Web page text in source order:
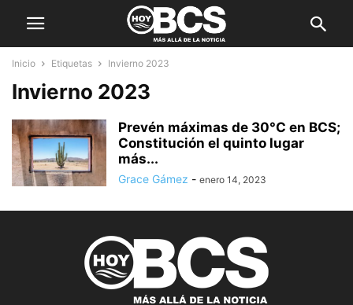
Inicio Etiquetas Invierno 2023
Invierno 2023
Prevén máximas de 30°C en BCS;
Constitución el quinto lugar
más...
Grace Gámez - enero 14, 2023